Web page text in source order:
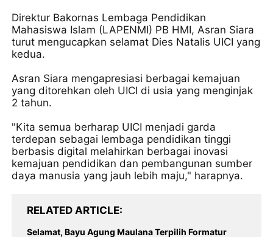
Direktur Bakornas Lembaga Pendidikan
Mahasiswa Islam (LAPENMI) PB HMI, Asran Siara
turut mengucapkan selamat Dies Natalis UICI yang
kedua.
Asran Siara mengapresiasi berbagai kemajuan
yang ditorehkan oleh UICI di usia yang menginjak
2 tahun.
"Kita semua berharap UICI menjadi garda
terdepan sebagai lembaga pendidikan tinggi
berbasis digital melahirkan berbagai inovasi
kemajuan pendidikan dan pembangunan sumber
daya manusia yang jauh lebih maju," harapnya.
RELATED ARTICLE
Selamat, Bayu Agung Maulana Terpilih Formatur